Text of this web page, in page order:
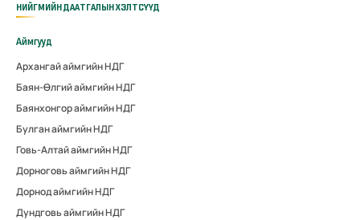
НИЙГМИЙН ДААТГАЛЫН ХЭЛТСҮҮД
Аймгууд
Архангай аймгийн НДГ
Баян-Өлгий аймгийн НДГ
Баянхонгор аймгийн НДГ
Булган аймгийн НДГ
Говь-Алтай аймгийн НДГ
Дорноговь аймгийн НДГ
Дорнод аймгийн НДГ
Дундговь аймгийн НДГ